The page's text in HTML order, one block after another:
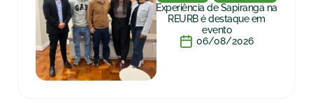
Experiência de Sapiranga na
REURB é destaque em
evento
06/08/2026